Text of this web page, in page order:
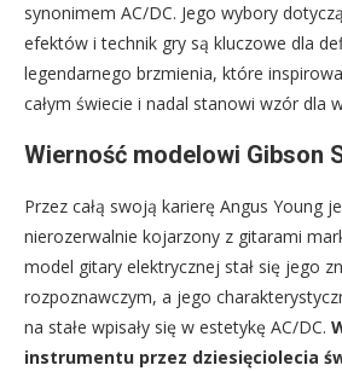
synonimem AC/DC. Jego wybory
efektów i technik gry są kluczowe dla
legendarnego brzmienia, które
całym świecie i nadal stanowi wzór dla
Wierność modelowi Gibson
Przez całą swoją karierę Angus Young
nierozerwalnie kojarzony z gitarami
model gitary elektrycznej stał się jego
rozpoznawczym, a jego
na stałe wpisały się w estetykę AC/DC.
instrumentu przez dziesięciolecia